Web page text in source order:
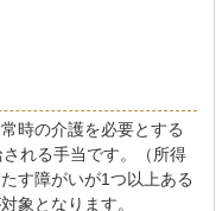
時の介護を必要とする
れる手当です。（所得
す障がいが1つ以上ある
象となります。